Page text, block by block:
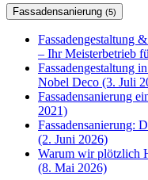
Fassadensanierung (5)
Fassadengestaltung
– Ihr Meisterbetrieb
Fassadengestaltung
Nobel Deco (3. Juli
Fassadensanierung
2021)
Fassadensanierung:
(2. Juni 2026)
Warum wir plötzlich
(8. Mai 2026)